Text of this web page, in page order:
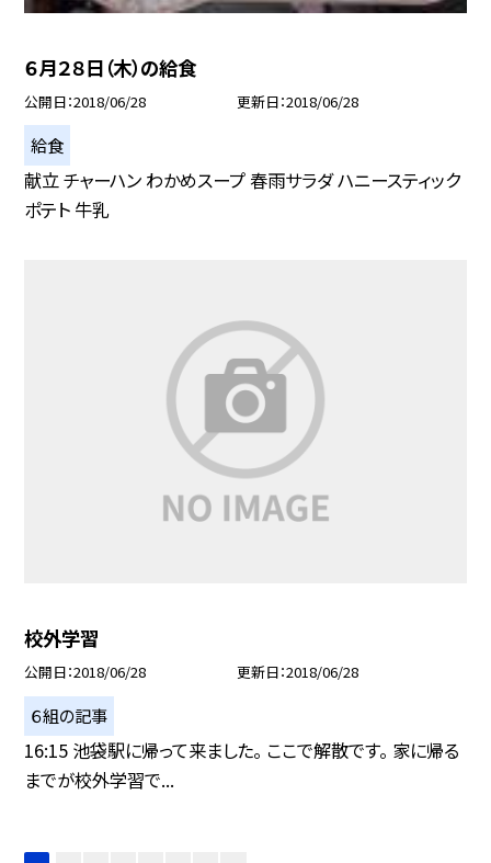
６月２８日（木）の給食
公開日 2018/06/28 更新日 2018/06/28
給食
献立 チャーハン わかめスープ 春雨サラダ ハニースティック
ポテト 牛乳
校外学習
公開日 2018/06/28 更新日 2018/06/28
６組の記事
16:15 池袋駅に帰って来ました。 ここで解散です。 家に帰る
までが校外学習で...